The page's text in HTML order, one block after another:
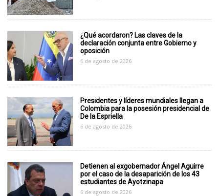
¿Qué acordaron? Las claves de la
declaración conjunta entre Gobierno y
oposición
6 de agosto de 2026
Presidentes y líderes mundiales llegan a
Colombia para la posesión presidencial de
De la Espriella
6 de agosto de 2026
Detienen al exgobernador Ángel Aguirre
por el caso de la desaparición de los 43
estudiantes de Ayotzinapa
6 de agosto de 2026